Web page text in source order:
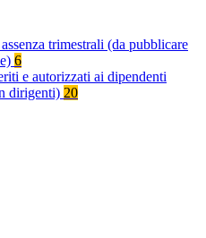
trimestrali (da pubblicare
6
e autorizzati ai dipendenti
dirigenti) 20